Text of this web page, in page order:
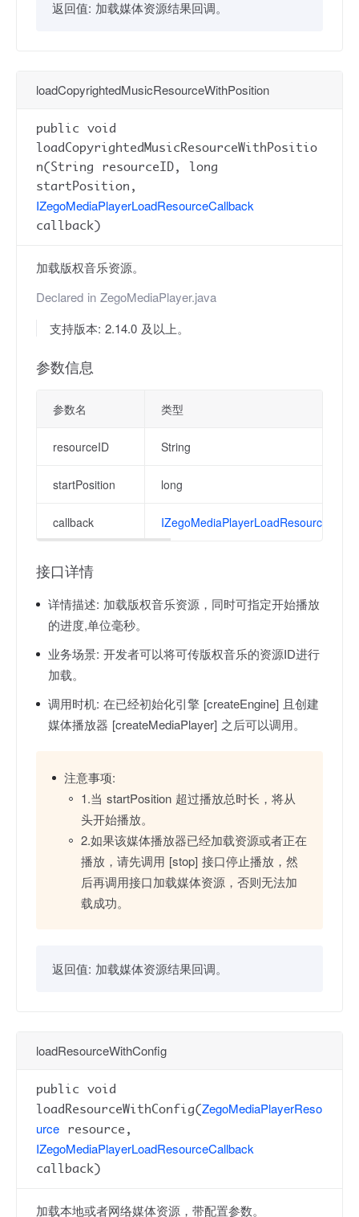
返回值: 加载媒体资源结果回调。
loadCopyrightedMusicResourceWithPosition
public void
loadCopyrightedMusicResourceWithPositio
n(String resourceID, long
startPosition,
IZegoMediaPlayerLoadResourceCallback
callback)
加载版权音乐资源。
Declared in ZegoMediaPlayer.java
支持版本: 2.14.0 及以上。
参数信息
参数名 类型
resourceID String
startPosition long
callback
接口详情
详情描述: 加载版权音乐资源，同时可指定开始播放
的进度,单位毫秒。
业务场景: 开发者可以将可传版权音乐的资源ID进行
加载。
调用时机: 在已经初始化引擎 [createEngine] 且创建
媒体播放器 [createMediaPlayer] 之后可以调用。
注意事项:
1.当 startPosition 超过播放总时长，将从
头开始播放。
2.如果该媒体播放器已经加载资源或者正在
播放，请先调用 [stop] 接口停止播放，然
后再调用接口加载媒体资源，否则无法加
载成功。
返回值: 加载媒体资源结果回调。
loadResourceWithConfig
public void
loadResourceWithConfig(ZegoMediaPlayerReso
urce resource,
IZegoMediaPlayerLoadResourceCallback
callback)
加载本地或者网络媒体资源，带配置参数。